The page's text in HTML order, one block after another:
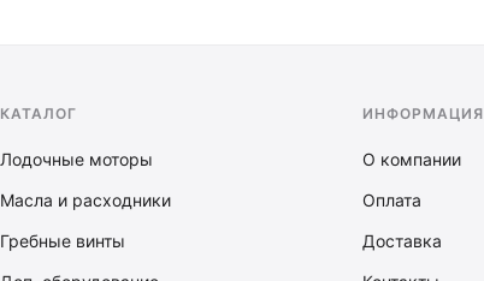
КАТАЛОГ
Лодочные моторы
Масла и расходники
Гребные винты
ИНФОРМАЦИЯ
О компании
Оплата
Доставка